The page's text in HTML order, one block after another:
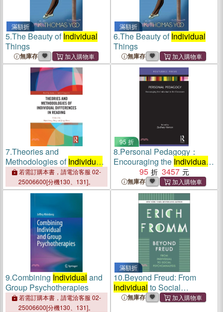
滿額折
5.The Beauty ofIndividual
Things
無庫存
滿額折
6.The Beauty ofIndividual
Things
無庫存
7.Theories and
Methodologies ofIndividual
Differences in Reading
若需訂購本書，請電洽客服 02-
25006600[分機130、131]。
95 折
8.Personal Pedagogy：
Encouraging the Individual
in the Classroom
95 3457
無庫存
9.Combining Individual and
Group Psychotherapies
若需訂購本書，請電洽客服 02-
25006600[分機130、131]。
滿額折
10.Beyond Freud: From
Individual to Social
Psychoanalysis
無庫存